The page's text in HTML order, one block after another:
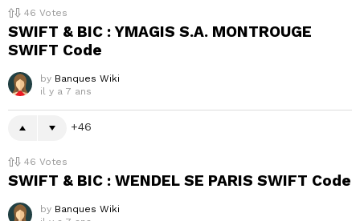
46 Votes
SWIFT & BIC : YMAGIS S.A. MONTROUGE
SWIFT Code
by Banques Wiki
il y a 7 ans
46
46 Votes
SWIFT & BIC : WENDEL SE PARIS SWIFT Code
by Banques Wiki